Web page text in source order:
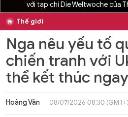
với tạp chí Die Weltwoche của
Thế giới
Nga nêu yếu tố
chiến tranh với
thể kết thúc ngay
Hoàng Vân 08/07/2026 08:30